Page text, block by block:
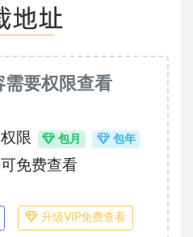
需要权限查看
限 包月 包年
可免费查看
升级VIP免费查看